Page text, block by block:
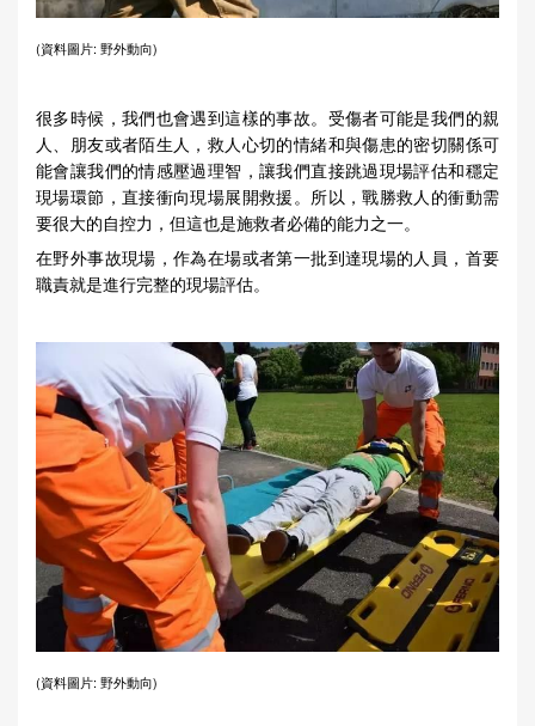
(資料圖片: 野外動向)
很多時候，我們也會遇到這樣的事故。受傷者可能是我們的親
人、朋友或者陌生人，救人心切的情緒和與傷患的密切關係可
能會讓我們的情感壓過理智，讓我們直接跳過現場評估和穩定
現場環節，直接衝向現場展開救援。所以，戰勝救人的衝動需
要很大的自控力，但這也是施救者必備的能力之一。
在野外事故現場，作為在場或者第一批到達現場的人員，首要
職責就是進行完整的現場評估。
(資料圖片: 野外動向)